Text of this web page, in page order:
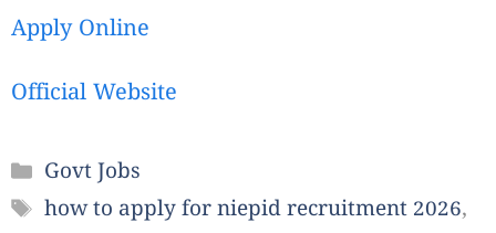
Apply Online
Official Website
Categories
Govt Jobs
Tags
how to apply for niepid recruitment 2026,